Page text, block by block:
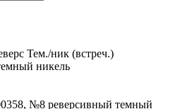
никель
№8 реверсивный темный